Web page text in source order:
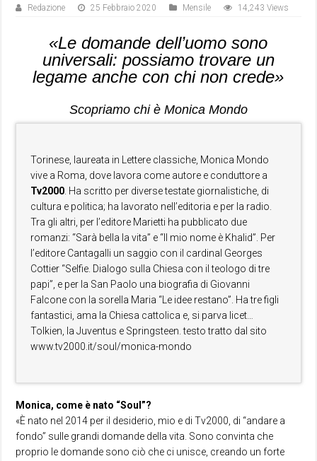
Redazione 25 Febbraio 2020 Mensile 14,243 Views
«Le domande dell’uomo sono
universali: possiamo trovare un
legame anche con chi non crede»
Scopriamo chi è Monica Mondo
Torinese, laureata in Lettere classiche, Monica Mondo
vive a Roma, dove lavora come autore e conduttore a
Tv2000 . Ha scritto per diverse testate giornalistiche, di
cultura e politica; ha lavorato nell’editoria e per la radio.
Tra gli altri, per l’editore Marietti ha pubblicato due
romanzi: “Sarà bella la vita” e “Il mio nome è Khalid”. Per
l’editore Cantagalli un saggio con il cardinal Georges
Cottier “Selfie. Dialogo sulla Chiesa con il teologo di tre
papi”, e per la San Paolo una biografia di Giovanni
Falcone con la sorella Maria “Le idee restano”. Ha tre figli
fantastici, ama la Chiesa cattolica e, si parva licet…
Tolkien, la Juventus e Springsteen. testo tratto dal sito
www.tv2000.it/soul/monica-mondo
Monica, come è nato “Soul”?
«È nato nel 2014 per il desiderio, mio e di Tv2000, di “andare a
fondo” sulle grandi domande della vita. Sono convinta che
proprio le domande sono ciò che ci unisce, creando un forte